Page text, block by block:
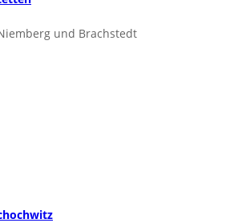
und Brachstedt